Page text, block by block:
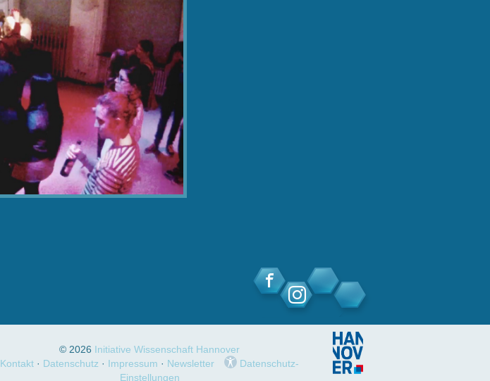
© 2026 Initiative Wissenschaft Hannover
Kontakt
Datenschutz Impressum Newsletter
Datenschutz-
Einstellungen